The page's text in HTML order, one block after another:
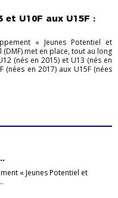
et U10F aux U15F :
« Jeunes Potentiel et
met en place, tout au long
(nés en 2015) et U13 (nés en
(nées en 2017) aux U15F (nées
« Jeunes Potentiel et